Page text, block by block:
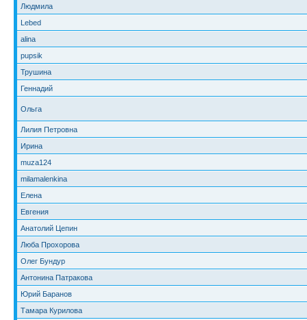
Людмила
Lebed
alina
pupsik
Трушина
Геннадий
Ольга
Лилия Петровна
Ирина
muza124
milamalenkina
Елена
Евгения
Анатолий Цепин
Люба Прохорова
Олег Бундур
Антонина Патракова
Юрий Баранов
Тамара Курилова